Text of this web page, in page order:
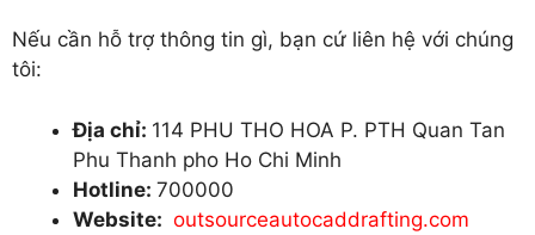
Nếu cần hỗ trợ thông tin gì, bạn cứ liên hệ với chúng
tôi:
Địa chỉ: 114 PHU THO HOA P. PTH Quan Tan
Phu Thanh pho Ho Chi Minh
Hotline: 700000
Website: outsourceautocaddrafting.com